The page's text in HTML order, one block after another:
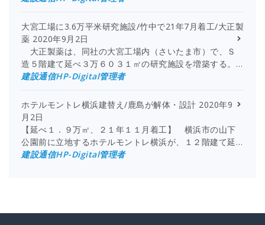
大宮工場に3.6万平米研究施設/竹中で21年7月着工/大正製
薬 2020年9月2日
大正製薬は、同社の大宮工場内（さいたま市）で、Ｓ
造５階建て延べ３万６０３１㎡の研究施設を増築する。…
建設通信HP-Digital管理者
ホテルモントレ横浜建替え/鹿島が解体・設計 2020年9
月2日
【延べ１．９万㎡、２１年１１月着工】 横浜市の山下
公園前に立地するホテルモントレ横浜が、１２階建て延…
建設通信HP-Digital管理者